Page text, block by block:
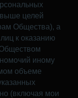
целей
Общества), а
к оказанию
иному
объеме
(включая мои